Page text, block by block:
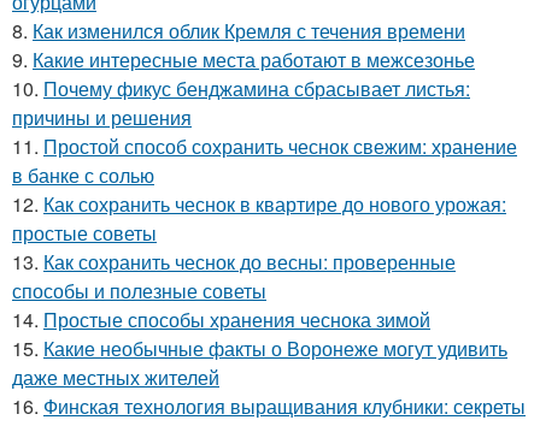
8. Как изменился облик Кремля с течения времени
9. Какие интересные места работают в межсезонье
10. Почему фикус бенджамина сбрасывает листья:
причины и решения
11. Простой способ сохранить чеснок свежим: хранение
в банке с солью
12. Как сохранить чеснок в квартире до нового урожая:
простые советы
13. Как сохранить чеснок до весны: проверенные
способы и полезные советы
14. Простые способы хранения чеснока зимой
15. Какие необычные факты о Воронеже могут удивить
даже местных жителей
16. Финская технология выращивания клубники: секреты